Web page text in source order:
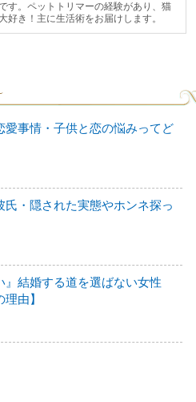
す。ペットトリマーの経験があり、猫
好き！主に生活術をお届けします。
愛事情・子供と恋の悩みってど
氏・隠された実態やホンネ探っ
』結婚する道を選ばない女性
由】